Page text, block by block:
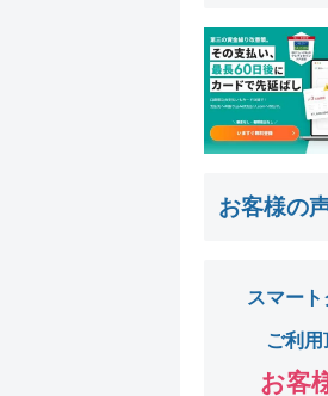
お客様の
スマー
ご利
お客